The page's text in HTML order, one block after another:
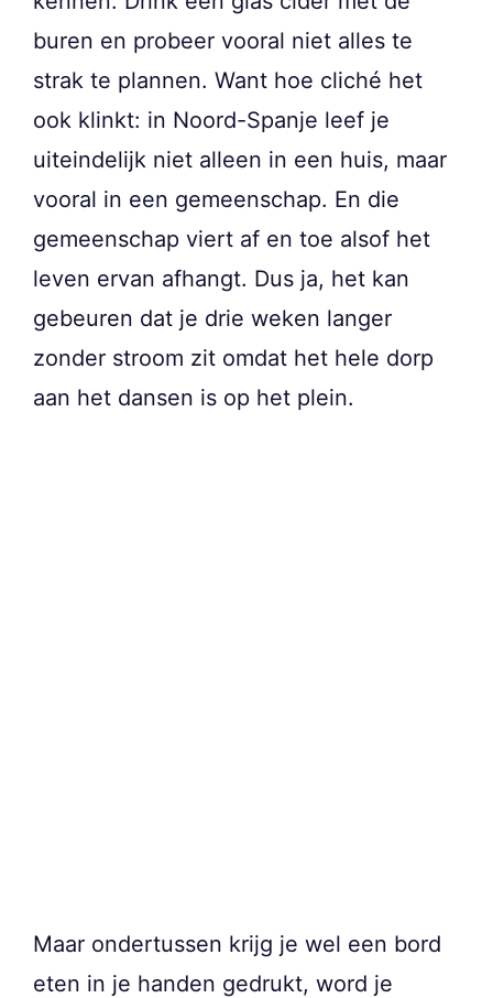
buren en probeer vooral niet alles te
strak te plannen. Want hoe cliché het
ook klinkt: in Noord-Spanje leef je
uiteindelijk niet alleen in een huis, maar
vooral in een gemeenschap. En die
gemeenschap viert af en toe alsof het
leven ervan afhangt. Dus ja, het kan
gebeuren dat je drie weken langer
zonder stroom zit omdat het hele dorp
aan het dansen is op het plein.
Maar ondertussen krijg je wel een bord
eten in je handen gedrukt, word je